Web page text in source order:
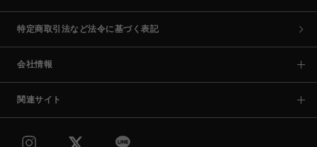
特定商取引法など法令に基づく表記
会社情報
関連サイト